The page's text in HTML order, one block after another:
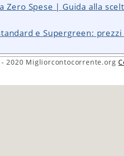
Zero Spese | Guida alla
e Supergreen: prezzi
2020 Migliorcontocorrente.org